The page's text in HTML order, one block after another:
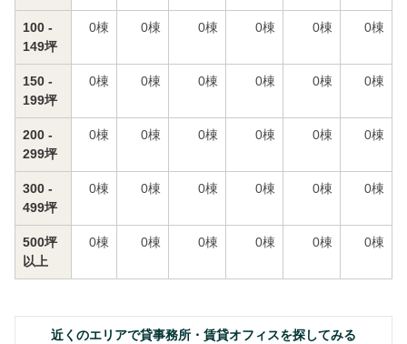
100 -
149坪
0棟 0棟 0棟 0棟 0棟 0棟
150 -
199坪
0棟 0棟 0棟 0棟 0棟 0棟
200 -
299坪
0棟 0棟 0棟 0棟 0棟 0棟
300 -
499坪
0棟 0棟 0棟 0棟 0棟 0棟
500坪
以上
0棟 0棟 0棟 0棟 0棟 0棟
近くのエリアで貸事務所・賃貸オフィスを探してみる